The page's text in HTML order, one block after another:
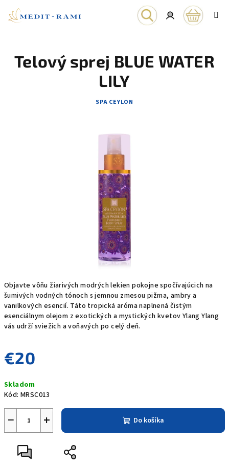
obsah
košík
Objavte vôňu žiarivých modrých lekien pokojne spočívajúcich na
šumivých vodných tónoch s jemnou zmesou pižma, ambry a
vanilkových esencií. Táto tropická aróma naplnená čistým
esenciálnym olejom z exotických a mystických kvetov Ylang Ylang
vás udrží sviežich a voňavých po celý deň.
€20
cena:
Skladom
Kód: MRSC013
+
− Do košíka
Telový sprej BLUE WATER
LILY
SPA CEYLON